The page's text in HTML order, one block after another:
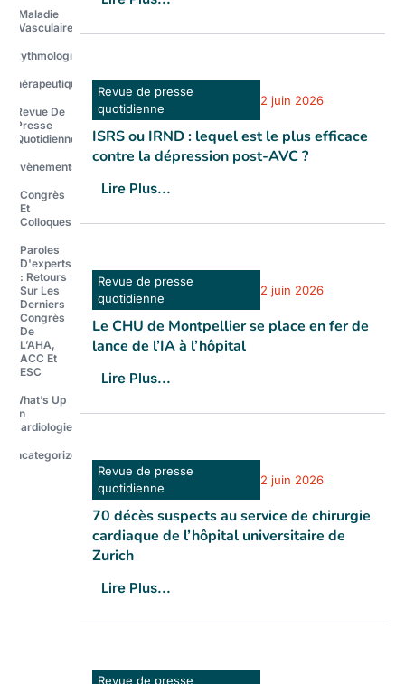
Maladie
Vasculaire
Rythmologie
Thérapeutique
Revue De
Presse
Quotidienne
Évènements
Congrès
Et
Colloques
Paroles
D'experts
: Retours
Sur Les
Derniers
Congrès
De
L’AHA,
ACC Et
ESC
What’s Up
En
Cardiologie®
Uncategorized
Revue de presse
quotidienne
2 juin 2026
ISRS ou IRND : lequel est le plus efficace
contre la dépression post-AVC ?
Lire Plus...
Revue de presse
quotidienne
2 juin 2026
Le CHU de Montpellier se place en fer de
lance de l’IA à l’hôpital
Lire Plus...
Revue de presse
quotidienne
2 juin 2026
70 décès suspects au service de chirurgie
cardiaque de l’hôpital universitaire de
Zurich
Lire Plus...
Revue de presse